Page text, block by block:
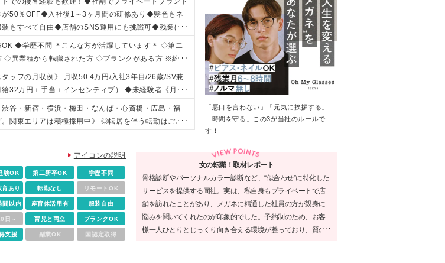
が50％OFF◆入社後1～3ヶ月間の研修あり◆髪色もネ
装もすべて自由◆店舗のSNS運用にも挑戦可◆残業ほ
◆学歴不問 ＊こんな方が活躍しています＊ ◇第二
◇異業種から転職された方 ◇ブランクがある方 ※約半
です ＼こんな方も歓迎しております／ ★マネジメント
たい方 ★早くキャリアアップしたい方 ★人と話すこと
方 ★ファッションやお洒落が好きな方 ★トレンドに敏
での発信に興味がある方
タッフの月収例》 月収50.4万円/入社3年目/26歳/SV兼
給32万円＋手当＋インセンティブ） ◆未経験者《月給
タートも可能！》 →月給24万5000円～30万円＋イン
ブ＋各種手当 ※店長候補として採用された場合 →月給
32万円＋インセンティブ＋各種手当 ★インセンティブ
を応援するための手当が充実》 ◆インセンティブ制度
ッフ平均:月額26,192円、店長以上平均: 月額108,66
年度実績） ◆インフルエンサー手当 ┗基準を満たす
円支給 ◆バイリンガル手当 ┗基準を満たすと月1〜5万
技能手当 ┗基準を満たすと月2〜4万円支給 ※月給に
業代35時間～45時間分（59,080円～79,200円）を含み
定残業代は残業がない場合も支給し、相当時間を超過
渋谷・新宿・横浜・梅田・なんば・心斎橋・広島・福
関東エリアは積極採用中》 ◎転居を伴う転勤はござ
グラス東京 銀座店 オーマイグラス東京 東急プラザ銀座
イグラス東京 コレド日本橋店 オーマイグラス東京 新
オーマイグラス東京 エソラ池袋店 オーマイグラス東京
オーマイグラス東京 二子玉川店 オーマイグラス東京
オーマイグラス東京 田町店 麻布眼鏡堂 原宿店 MAISO
代官山 MAISON OPTICAL 日比谷 【関西エリア】
グラス 大阪梅田蔦屋書店 オーマイグラス 大阪心斎橋店
「悪口を言わない」「元気に挨拶する」
「時間を守る」この3が当社のルールで
す！
アイコンの説明
験OK 第二新卒OK 学歴不問
あり 転勤なし リモートOK
間以内 産育休活用有 服装自由
日～ 育児と両立 ブランクOK
支援 副業OK 国認定取得
女の転職！取材レポート
骨格診断やパーソナルカラー診断など、“似合わせ”に特化した
サービスを提供する同社。実は、私自身もプライベートで店
舗を訪れたことがあり、メガネに精通した社員の方が親身に
悩みを聞いてくれたのが印象的でした。予約制のため、お客
様一人ひとりとじっくり向き合える環境が整っており、質の
るのが同社の魅力。接客業での転職を考える方に是非オスス